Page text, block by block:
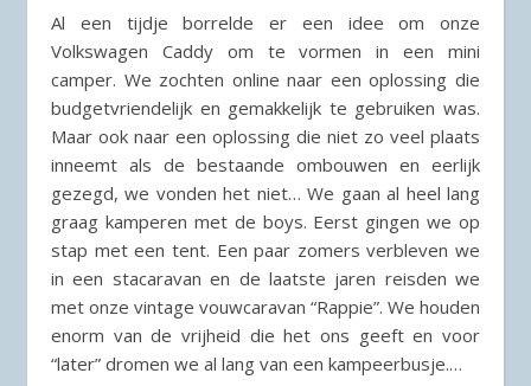
Al een tijdje borrelde er een idee om onze
Volkswagen Caddy om te vormen in een mini
camper. We zochten online naar een oplossing die
budgetvriendelijk en gemakkelijk te gebruiken was.
Maar ook naar een oplossing die niet zo veel plaats
inneemt als de bestaande ombouwen en eerlijk
gezegd, we vonden het niet… We gaan al heel lang
graag kamperen met de boys. Eerst gingen we op
stap met een tent. Een paar zomers verbleven we
in een stacaravan en de laatste jaren reisden we
met onze vintage vouwcaravan “Rappie”. We houden
enorm van de vrijheid die het ons geeft en voor
“later” dromen we al lang van een kampeerbusje.…